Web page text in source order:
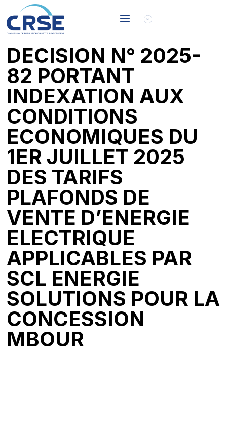
DECISION N° 2025-
82 PORTANT
INDEXATION AUX
CONDITIONS
ECONOMIQUES DU
1ER JUILLET 2025
DES TARIFS
PLAFONDS DE
VENTE D’ENERGIE
ELECTRIQUE
APPLICABLES PAR
SCL ENERGIE
SOLUTIONS POUR LA
CONCESSION
MBOUR